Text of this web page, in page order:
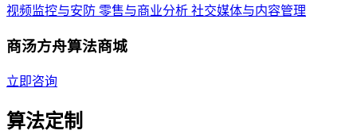
视频监控与安防 零售与商业分析 社交媒体与内容管理
商汤方舟算法商城
立即咨询
算法定制